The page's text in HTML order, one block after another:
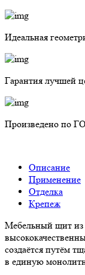
Идеальная
Гарантия лучшей
Произведено по
Описание
Применение
Отделка
Крепеж
Мебельный щит из
создаётся путём
в единую